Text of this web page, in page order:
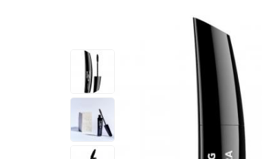
Solaire
Brumes
Blush
Rouge à Lèvres